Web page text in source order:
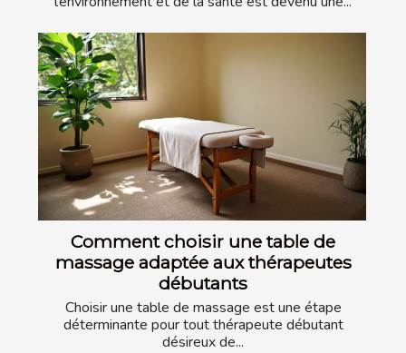
Comment choisir une table de
massage adaptée aux thérapeutes
débutants
Choisir une table de massage est une étape
déterminante pour tout thérapeute débutant
désireux de...